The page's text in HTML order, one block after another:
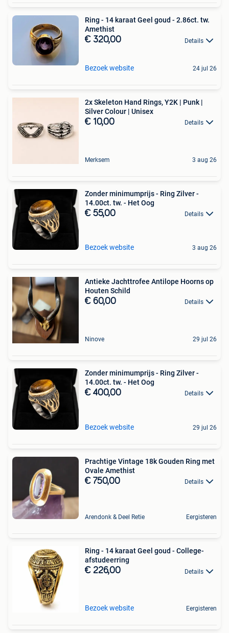
Ring - 14 karaat Geel goud - 2.86ct. tw.
Amethist
€ 320,00 Details
Bezoek website 24 jul 26
2x Skeleton Hand Rings, Y2K | Punk |
Silver Colour | Unisex
€ 10,00 Details
Merksem 3 aug 26
Zonder minimumprijs - Ring Zilver -
14.00ct. tw. - Het Oog
€ 55,00 Details
Bezoek website 3 aug 26
Antieke Jachttrofee Antilope Hoorns op
Houten Schild
€ 60,00 Details
Ninove 29 jul 26
Zonder minimumprijs - Ring Zilver -
14.00ct. tw. - Het Oog
€ 400,00 Details
Bezoek website 29 jul 26
Prachtige Vintage 18k Gouden Ring met
Ovale Amethist
€ 750,00 Details
Arendonk & Deel Retie Eergisteren
Ring - 14 karaat Geel goud - College-
afstudeerring
€ 226,00 Details
Bezoek website Eergisteren